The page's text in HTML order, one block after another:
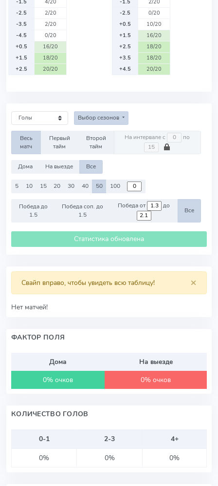
-1.5
4/20
-2.5
2/20
-3.5
2/20
-4.5
0/20
+0.5
16/20
+1.5
18/20
+2.5
20/20
-1.5
2/20
-2.5
0/20
+0.5
10/20
+1.5
16/20
+2.5
18/20
+3.5
18/20
+4.5
20/20
Выбор сезонов
Весь
матч
Первый
тайм
Второй
тайм
На интервале с по
Дома На выезде Все
5 10 15 20 30 40 50 100
Победа до
1.5
Победа соп. до
1.5
Победа от до
Все
Статистика обновлена
×
Свайп вправо, чтобы увидеть всю таблицу!
Нет матчей!
ФАКТОР ПОЛЯ
Дома
На выезде
0% очков
0% очков
КОЛИЧЕСТВО ГОЛОВ
0-1 2-3
4+
0%
0% 0%